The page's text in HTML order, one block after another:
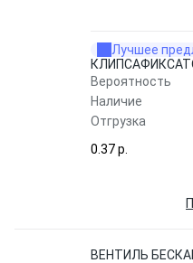
Лучшее
Вероятность
Наличие
Отгрузка
0.37 p.
ВЕНТИЛЬ